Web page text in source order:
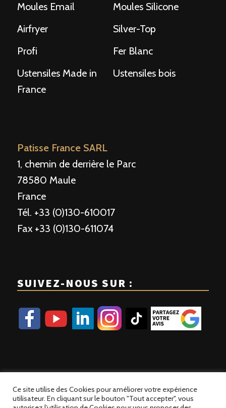
Moules Email
Moules Silicone
Airfryer
Silver-Top
Profi
Fer Blanc
Ustensiles Made in
France
Ustensiles bois
Patisse France SARL
1, chemin de derrière le Parc
78580 Maule
France
Tél. +33 (0)130-610017
Fax +33 (0)130-611074
SUIVEZ-NOUS SUR :
Ce site utilise des Cookies pour améliorer votre expérience
utilisateur. En cliquant sur le bouton "Tout accepter", vous